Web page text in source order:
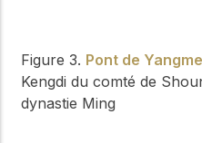
Figure 3. Pont de
Kengdi du comté de
dynastie Ming